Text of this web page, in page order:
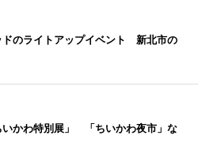
ドのライトアップイベント 新北市の
いかわ特別展」 「ちいかわ夜市」な